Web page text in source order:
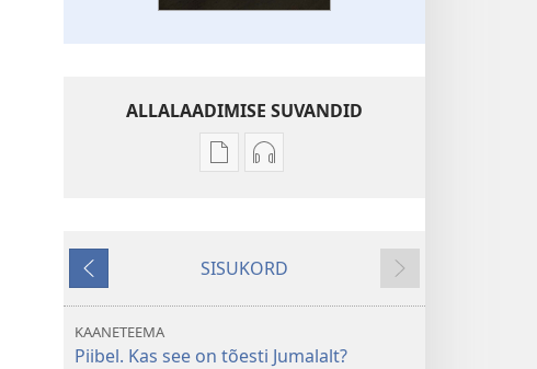
ALLALAADIMISE SUVANDID
Väljaannete
Piibel
Jumalalt?
Helisalvestiste
Piibel
Jumalalt?
Tagasi
SISUKORD
Edasi
KAANETEEMA
Piibel. Kas see on tõesti Jumalalt?